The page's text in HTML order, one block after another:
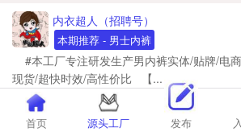
内衣超人（招聘号）
本期推荐 - 男士内裤
#本工厂专注研发生产男内裤实体/贴牌/电
现货/超快时效/高性价比 【...
首页 源头工厂 发布